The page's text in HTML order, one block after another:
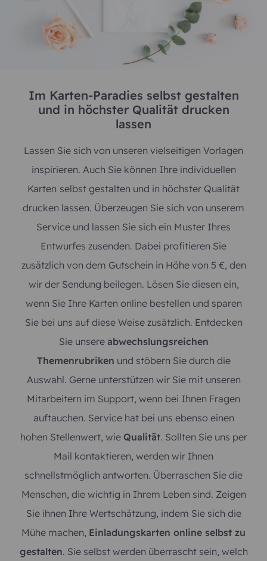
Im Karten-Paradies selbst gestalten
und in höchster Qualität drucken
lassen
Lassen Sie sich von unseren vielseitigen Vorlagen
inspirieren. Auch Sie können Ihre individuellen
Karten selbst gestalten und in höchster Qualität
drucken lassen. Überzeugen Sie sich von unserem
Service und lassen Sie sich ein Muster Ihres
Entwurfes zusenden. Dabei profitieren Sie
zusätzlich von dem Gutschein in Höhe von 5 €, den
wir der Sendung beilegen. Lösen Sie diesen ein,
wenn Sie Ihre Karten online bestellen und sparen
Sie bei uns auf diese Weise zusätzlich. Entdecken
Sie unsere abwechslungsreichen
Themenrubriken und stöbern Sie durch die
Auswahl. Gerne unterstützen wir Sie mit unseren
Mitarbeitern im Support, wenn bei Ihnen Fragen
auftauchen. Service hat bei uns ebenso einen
hohen Stellenwert, wie Qualität. Sollten Sie uns per
Mail kontaktieren, werden wir Ihnen
schnellstmöglich antworten. Überraschen Sie die
Menschen, die wichtig in Ihrem Leben sind. Zeigen
Sie ihnen Ihre Wertschätzung, indem Sie sich die
Mühe machen, Einladungskarten online selbst zu
gestalten. Sie selbst werden überrascht sein, welch